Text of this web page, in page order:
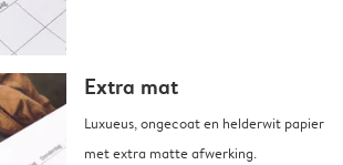
Extra mat
Luxueus, ongecoat en helderwit papier
met extra matte afwerking.